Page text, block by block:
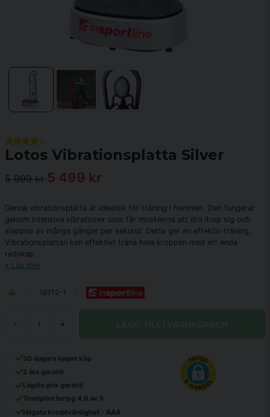
Lotos Vibrationsplatta Silver
5 999 kr5 499 kr
Denna vibrationsplatta är idealisk för träning i hemmet. Den fungerar
genom intensiva vibrationer som får musklerna att dra ihop sig och
slappna av många gånger per sekund. Detta ger en effektiv träning.
Vibrationsplattan kan effektivt träna hela kroppen med ett enda
redskap.
Läs mer
18712-1
- +
30 dagars öppet köp
2 års garanti
Lägsta pris garanti
Trustpilot betyg 4,6 av 5
Högsta kreditvärdighet - AAA